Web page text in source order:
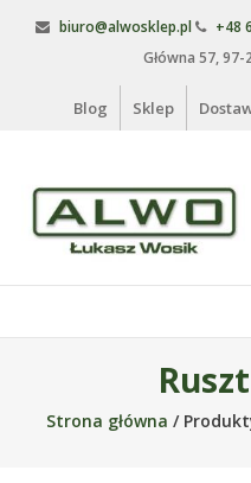
biuro@alwosklep.pl +48
Główna 57,
Blog Sklep
Alwo
sklep
mebleStrona główna /